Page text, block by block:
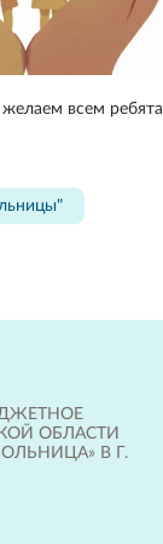
всем
ОБЛАСТИ
В Г.